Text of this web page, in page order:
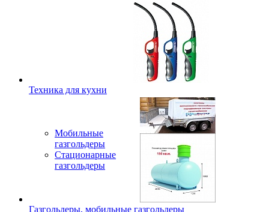
Техника для кухни
Мобильные
газгольдеры
Стационарные
газгольдеры
Газгольдеры, мобильные газгольдеры